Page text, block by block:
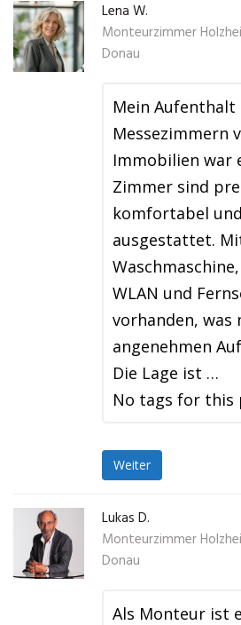
Lena W.
Monteurzimmer
Donau
Mein Aufenthalt
Messezimmern
Immobilien war
Zimmer sind
komfortabel
ausgestattet.
WLAN und
vorhanden, was
angenehmen
Die Lage ist …
No tags for this
Weiter
Lukas D.
Monteurzimmer
Donau
Als Monteur ist